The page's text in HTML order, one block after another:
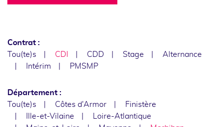
Contrat :
Tou(te)s
CDI CDD Stage
Alternance
Intérim
PMSMP
Département :
Tou(te)s
Côtes d'Armor
Finistère
Ille-et-Vilaine
Loire-Atlantique